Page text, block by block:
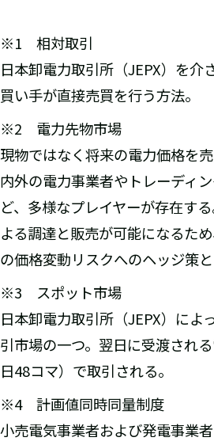
※1 相対取引
日本卸電力取引所（JEPX）を介
買い手が直接売買を行う方法。
※2 電力先物市場
現物ではなく将来の電力価格を
内外の電力事業者やトレーディ
ど、多様なプレイヤーが存在す
よる調達と販売が可能になるた
の価格変動リスクへのヘッジ策と
※3 スポット市場
日本卸電力取引所（JEPX）によ
引市場の一つ。翌日に受渡され
日48コマ）で取引される。
※4 計画値同時同量制度
小売電気事業者および発電事業